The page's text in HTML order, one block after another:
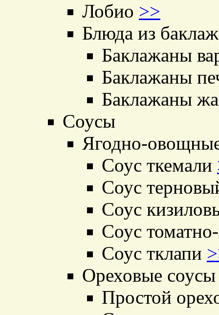
Лобио >>
Блюда из
Баклажаны
Баклажаны
Баклажаны
Соусы
Ягодно-
Соус ткемали
Соус
Соус
Соус
Соус тклапи
Ореховые соусы
Простой